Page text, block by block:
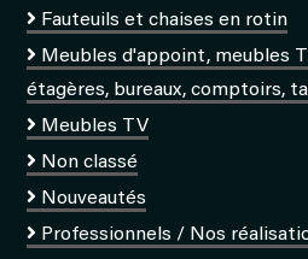
Fauteuils et chaises en rotin
Meubles d'appoint, meubles
étagères, bureaux, comptoirs,
Meubles TV
Non classé
Nouveautés
Professionnels / Nos